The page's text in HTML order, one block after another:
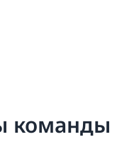
команды